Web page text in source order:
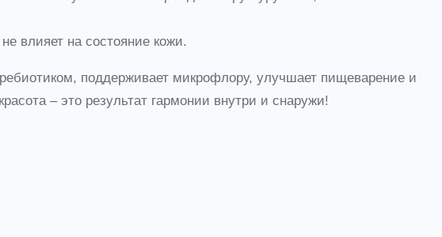
влияет на состояние кожи.
поддерживает микрофлору, улучшает пищеварение и
– это результат гармонии внутри и снаружи!